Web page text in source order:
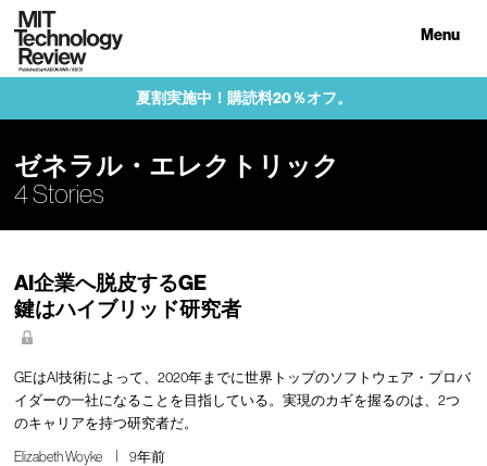
Menu
夏割実施中！購読料20％オフ。
ゼネラル・エレクトリック
4 Stories
AI企業へ脱皮するGE
鍵はハイブリッド研究者
GEはAI技術によって、2020年までに世界トップのソフトウェア・プロバ
イダーの一社になることを目指している。実現のカギを握るのは、2つ
のキャリアを持つ研究者だ。
Elizabeth Woyke 9年前